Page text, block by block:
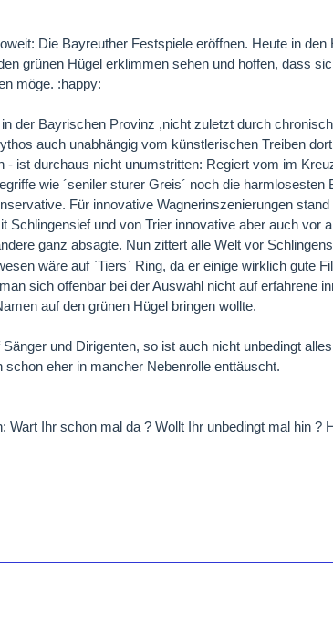
Die Bayreuther Festspiele eröffnen. Heute in
grünen Hügel erklimmen sehen und hoffen, dass
möge. :happy:
der Bayrischen Provinz ,nicht zuletzt durch
auch unabhängig vom künstlerischen Treiben
- ist durchaus nicht unumstritten: Regiert vom im
wie ´seniler sturer Greis´ noch die
Für innovative Wagnerinszenierungen
Schlingensief und von Trier innovative aber auch vor
ganz absagte. Nun zittert alle Welt vor
wäre auf `Tiers` Ring, da er einige wirklich gute
sich offenbar bei der Auswahl nicht auf erfahrene
auf den grünen Hügel bringen wollte.
und Dirigenten, so ist auch nicht unbedingt
schon eher in mancher Nebenrolle enttäuscht.
Wart Ihr schon mal da ? Wollt Ihr unbedingt mal hin ?